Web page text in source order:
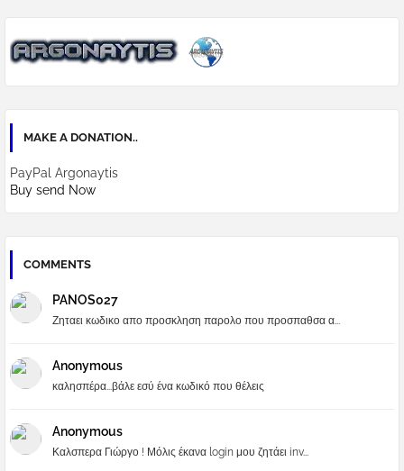
MAKE A DONATION..
PayPal Argonaytis
Buy send Now
COMMENTS
PANOS027
Ζηταει κωδικο απο προσκληση παρολο που προσπαθσα α...
Anonymous
καλησπέρα...βάλε εσύ ένα κωδικό που θέλεις
Anonymous
Καλσπερα Γιώργο ! Μόλις έκανα login μου ζητάει inv...